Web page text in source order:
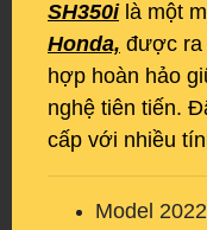
SH350ilà một
Honda, được ra
hợp hoàn hảo
nghệ tiên tiến.
cấp với nhiều
Model